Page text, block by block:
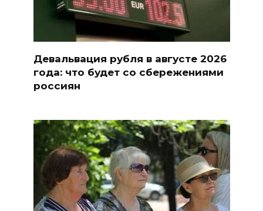
Девальвация рубля в августе 2026
года: что будет со сбережениями
россиян